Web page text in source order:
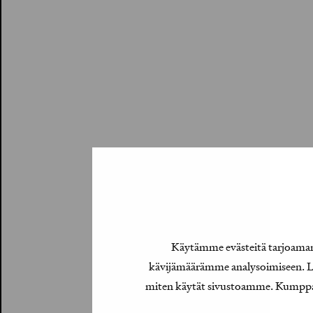
Käytämme evästeitä
kävijämäärämme analysoimiseen.
miten käytät sivustoamme.